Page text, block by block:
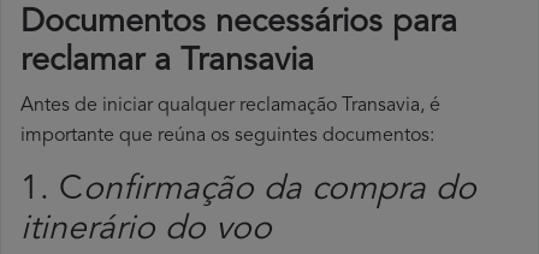
Documentos necessários para
reclamar a Transavia
Antes de iniciar qualquer reclamação Transavia, é
importante que reúna os seguintes documentos:
1. Confirmação da compra do
itinerário do voo